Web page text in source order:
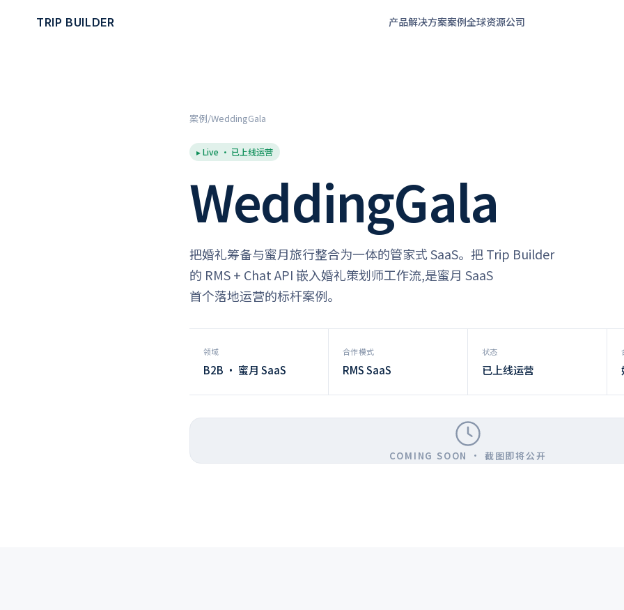
TRIP BUILDER 产品解决方案案例全球资源公司
案例 WeddingGala
▸ Live · 已上线运营
WeddingGala
把婚礼筹备与蜜月旅行整合为一体的管家式 SaaS。把 Trip Builder
的 RMS + Chat API 嵌入婚礼策划师工作流,是蜜月 SaaS
首个落地运营的标杆案例。
领域
B2B · 蜜月 SaaS
合作模式
RMS SaaS
状态
已上线运营
COMING SOON · 截图即将公开